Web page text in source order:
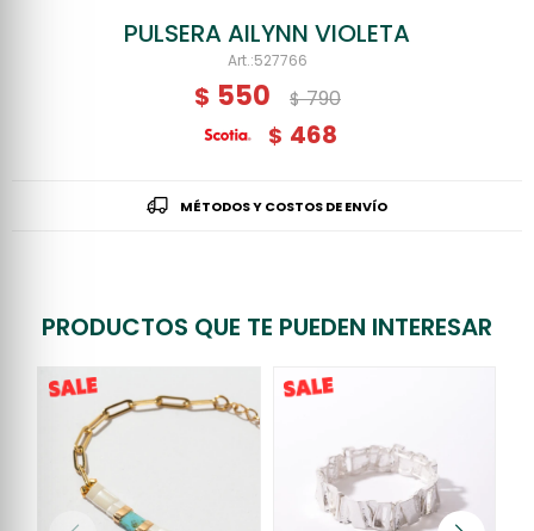
PULSERA AILYNN VIOLETA
527766
$ 550 $ 790
$ 468
MÉTODOS Y COSTOS DE ENVÍO
PRODUCTOS QUE TE PUEDEN INTERESAR